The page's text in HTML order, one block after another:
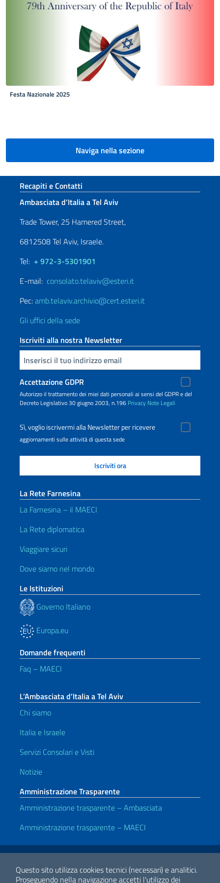
Questo sito utilizza cookies tecnici (necessari) e analitici.
Proseguendo nella navigazione accetti l'utilizzo dei
Festa Nazionale 2025
Naviga nella sezione
Sezione footer
Recapiti e Contatti
Ambasciata d’Italia a Tel Aviv
Trade Tower, 25 Hamered Street,
6812508 Tel Aviv, Israele.
Tel: + 972-3-5301901
E-mail: consolato.telaviv@esteri.it
Pec:amb.telaviv.archivio@cert.esteri.it
Gli uffici della sede
Iscriviti alla nostra Newsletter
Inserisci la tua email
Accettazione GDPR
Autorizzo il trattamento dei miei dati personali ai sensi del GDPR e del
Decreto Legislativo 30 giugno 2003, n.196 Privacy Note Legali
Sì, voglio iscrivermi alla Newsletter per ricevere
aggiornamenti sulle attività di questa sede
La Rete Farnesina
La Farnesina – il MAECI
La Rete diplomatica
Viaggiare sicuri
Dove siamo nel mondo
Le Istituzioni
Governo Italiano
Europa.eu
Domande frequenti
Faq – MAECI
L’Ambasciata d’Italia a Tel Aviv
Chi siamo
Italia e Israele
Servizi Consolari e Visti
Notizie
Amministrazione Trasparente
Amministrazione trasparente – Ambasciata
Amministrazione trasparente – MAECI
Link Utili